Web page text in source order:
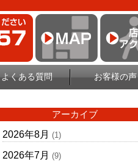
よくある質問 お客様の声
アーカイブ
2026年8月 (1)
2026年7月 (9)